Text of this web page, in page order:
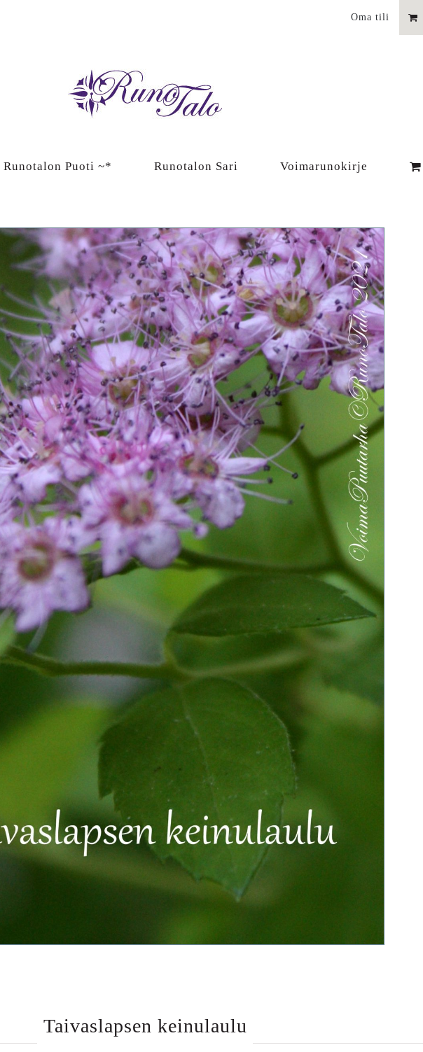
Oma tili
Runotalon Puoti ~* Runotalon Sari Voimarunokirje
Taivaslapsen keinulaulu